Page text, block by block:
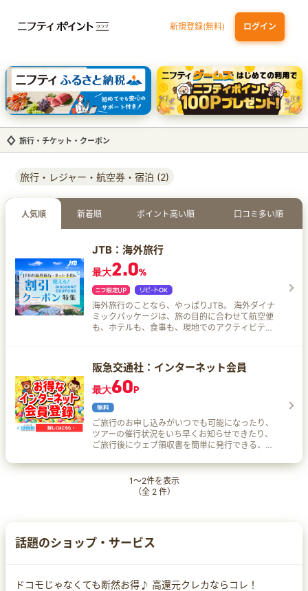
新規登録(無料) ログイン
dカード 九州カードNEXT JCB ORIGINAL SERIES：JCBカード S
三井住友カード ゴールド（NL）（家族カード発行）
【実質初月無料】DMM | Disney+(ディズニープラス) セットプラン
旅行・チケット・クーポン
旅行・レジャー・航空券・宿泊 (2)
人気順 新着順 ポイント高い順 口コミ多い順
JTB：海外旅行
最大2.0%
海外旅行のことなら、やっぱりJTB。 海外ダイナ
ミックパッケージは、旅の目的に合わせて航空便
も、ホテルも、食事も、現地でのアクティビティ
阪急交通社：インターネット会員
最大60P
ご旅行のお申し込みがいつでも可能になったり、
ツアーの催行状況をいち早くお知らせできたり、
ご旅行後にウェブ領収書を簡単に発行できる、便
ービスなど、インターネット会員のおすすめポイ
ントを詳しくご案内いたします！
1～2件を表示
（全 2件）
話題のショップ・サービス
ドコモじゃなくても断然お得♪ 高還元クレカならコレ！